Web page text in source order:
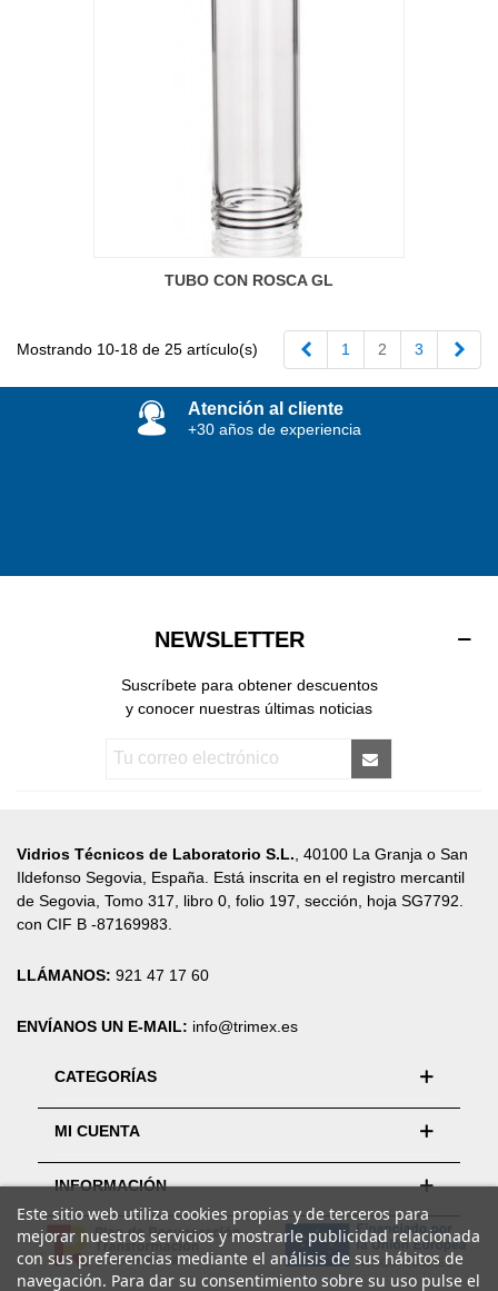
TUBO CON ROSCA GL
Mostrando 10-18 de 25 artículo(s) Anterior
1 2 3
Atención al cliente
+30 años de experiencia
NEWSLETTER
Suscríbete para obtener descuentos
y conocer nuestras últimas noticias
Este sitio web utiliza cookies propias y de terceros para
mejorar nuestros servicios y mostrarle publicidad relacionada
con sus preferencias mediante el análisis de sus hábitos de
navegación. Para dar su consentimiento sobre su uso pulse el
Vidrios Técnicos de Laboratorio S.L. , 40100 La Granja o San
Ildefonso Segovia, España. Está inscrita en el registro mercantil
de Segovia, Tomo 317, libro 0, folio 197, sección, hoja SG7792.
con CIF B -87169983.
LLÁMANOS: 921 47 17 60
ENVÍANOS UN E-MAIL: info@trimex.es
CATEGORÍAS
MI CUENTA
INFORMACIÓN